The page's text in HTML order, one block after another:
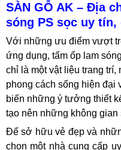
SÀN GỖ AK – Địa
sóng PS sọc uy
Với những ưu điểm vượt
ứng dụng, tấm ốp lam
chỉ là một vật liệu trang trí,
phong cách sống hiện đại
biến những ý tưởng thiết
tạo nên những không
Để sở hữu vẻ đẹp và
chọn một nhà cung cấp